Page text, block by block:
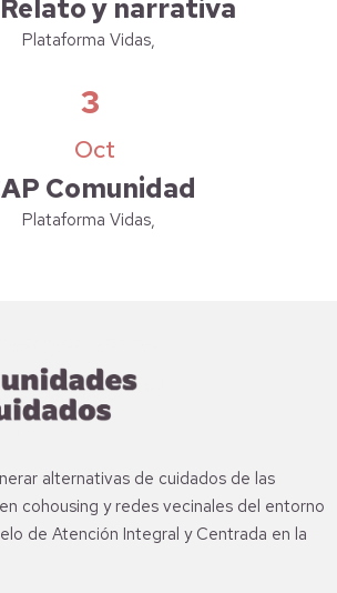
y narrativa
Plataforma Vidas,
3
Oct
Comunidad
Plataforma Vidas,
alternativas de cuidados de las
cohousing y redes vecinales del entorno
de Atención Integral y Centrada en la